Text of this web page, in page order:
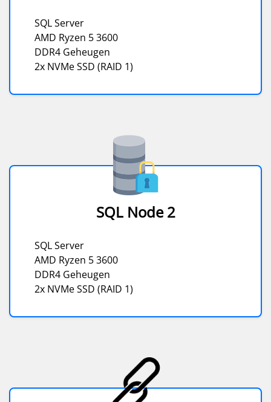
SQL Server
AMD Ryzen 5 3600
DDR4 Geheugen
2x NVMe SSD (RAID 1)
SQL Node 2
SQL Server
AMD Ryzen 5 3600
DDR4 Geheugen
2x NVMe SSD (RAID 1)